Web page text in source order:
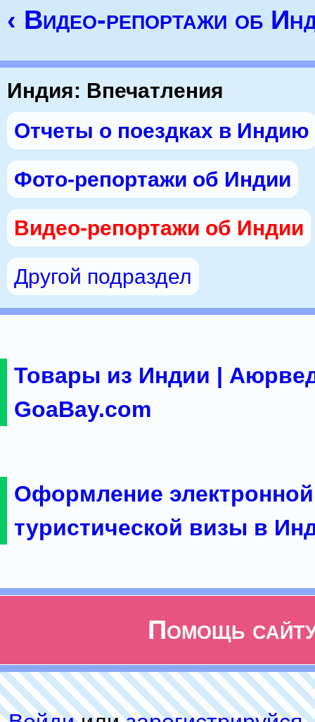
‹ Видео-репортажи об
Индия: Впечатления
Отчеты о поездках в Индию
Фото-репортажи об Индии
Видео-репортажи об Индии
Другой подраздел
Товары из Индии |
GoaBay.com
Оформление электронной
туристической визы в
Помощь